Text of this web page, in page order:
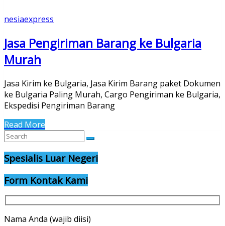
nesiaexpress
Jasa Pengiriman Barang ke Bulgaria
Murah
Jasa Kirim ke Bulgaria, Jasa Kirim Barang paket Dokumen
ke Bulgaria Paling Murah, Cargo Pengiriman ke Bulgaria,
Ekspedisi Pengiriman Barang
Read More
Spesialis Luar Negeri
Form Kontak Kami
Nama Anda (wajib diisi)